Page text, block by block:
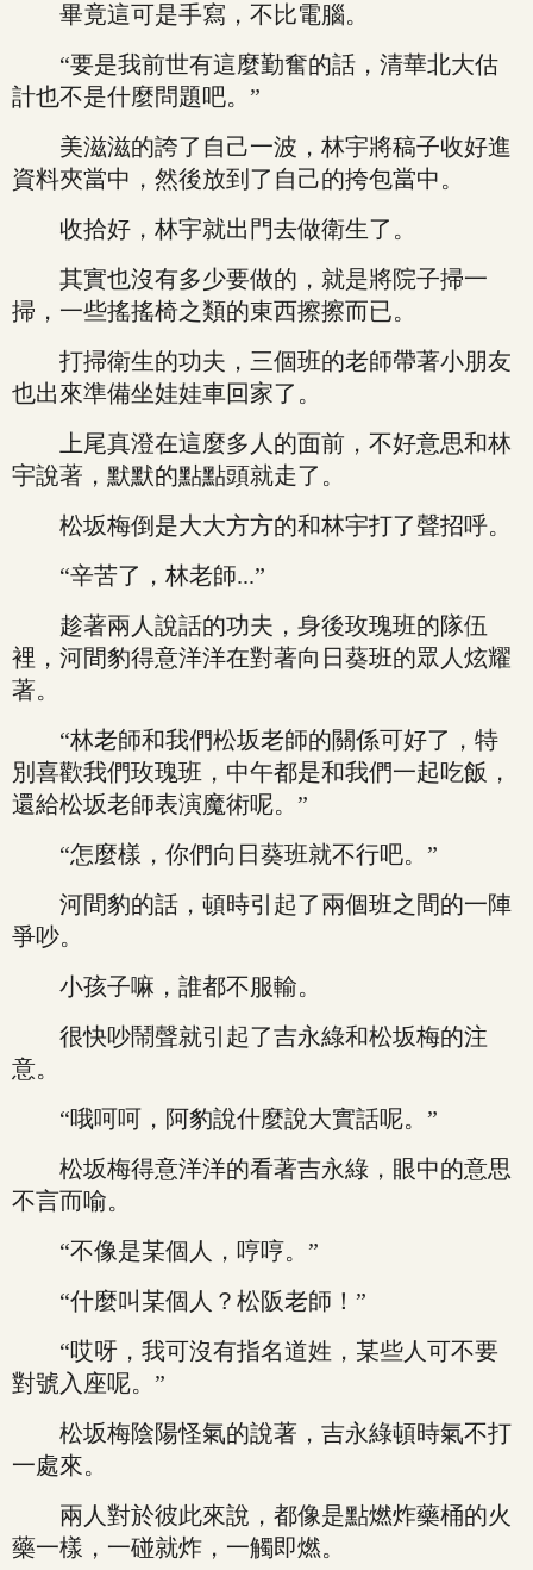
畢竟這可是手寫，不比電腦。
“要是我前世有這麼勤奮的話，清華北大估
計也不是什麼問題吧。”
美滋滋的誇了自己一波，林宇將稿子收好進
資料夾當中，然後放到了自己的挎包當中。
收拾好，林宇就出門去做衛生了。
其實也沒有多少要做的，就是將院子掃一
掃，一些搖搖椅之類的東西擦擦而已。
打掃衛生的功夫，三個班的老師帶著小朋友
也出來準備坐娃娃車回家了。
上尾真澄在這麼多人的面前，不好意思和林
宇說著，默默的點點頭就走了。
松坂梅倒是大大方方的和林宇打了聲招呼。
“辛苦了，林老師...”
趁著兩人說話的功夫，身後玫瑰班的隊伍
裡，河間豹得意洋洋在對著向日葵班的眾人炫耀
著。
“林老師和我們松坂老師的關係可好了，特
別喜歡我們玫瑰班，中午都是和我們一起吃飯，
還給松坂老師表演魔術呢。”
“怎麼樣，你們向日葵班就不行吧。”
河間豹的話，頓時引起了兩個班之間的一陣
爭吵。
小孩子嘛，誰都不服輸。
很快吵鬧聲就引起了吉永綠和松坂梅的注
意。
“哦呵呵，阿豹說什麼說大實話呢。”
松坂梅得意洋洋的看著吉永綠，眼中的意思
不言而喻。
“不像是某個人，哼哼。”
“什麼叫某個人？松阪老師！”
“哎呀，我可沒有指名道姓，某些人可不要
對號入座呢。”
松坂梅陰陽怪氣的說著，吉永綠頓時氣不打
一處來。
兩人對於彼此來說，都像是點燃炸藥桶的火
藥一樣，一碰就炸，一觸即燃。